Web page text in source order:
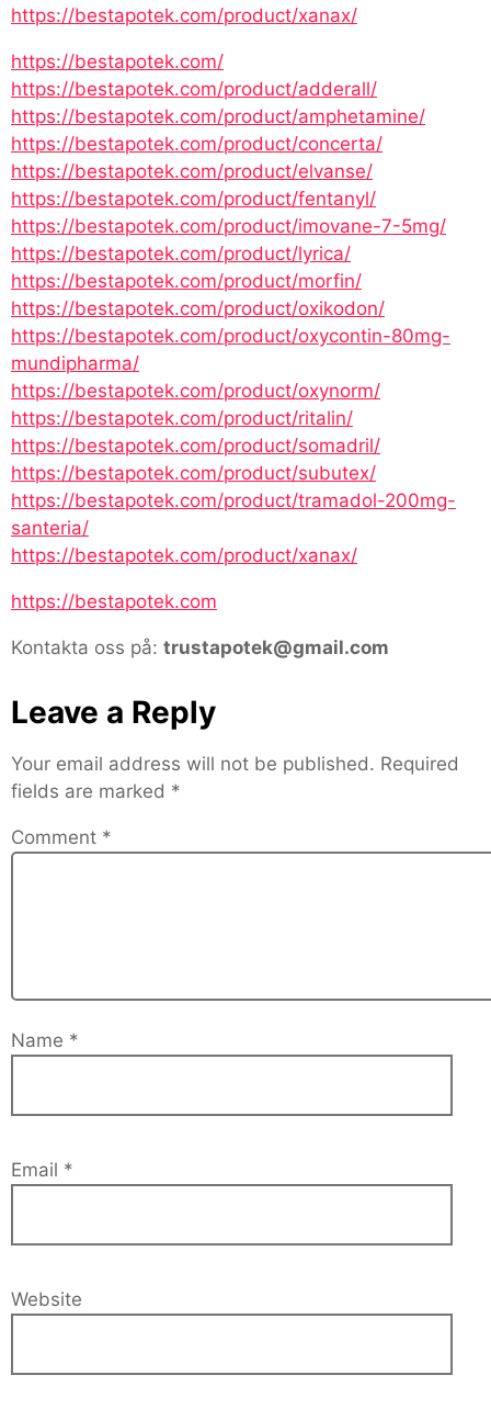
https://bestapotek.com/product/xanax/
https://bestapotek.com/
https://bestapotek.com/product/adderall/
https://bestapotek.com/product/amphetamine/
https://bestapotek.com/product/concerta/
https://bestapotek.com/product/elvanse/
https://bestapotek.com/product/fentanyl/
https://bestapotek.com/product/imovane-7-5mg/
https://bestapotek.com/product/lyrica/
https://bestapotek.com/product/morfin/
https://bestapotek.com/product/oxikodon/
https://bestapotek.com/product/oxycontin-80mg-
mundipharma/
https://bestapotek.com/product/oxynorm/
https://bestapotek.com/product/ritalin/
https://bestapotek.com/product/somadril/
https://bestapotek.com/product/subutex/
https://bestapotek.com/product/tramadol-200mg-
santeria/
https://bestapotek.com/product/xanax/
https://bestapotek.com
Kontakta oss på: trustapotek@gmail.com
Leave a Reply
Your email address will not be published. Required
fields are marked *
Comment *
Name *
Email *
Website